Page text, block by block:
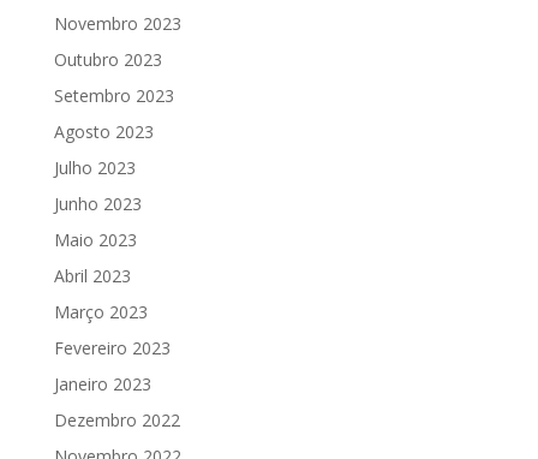
Novembro 2023
Outubro 2023
Setembro 2023
Agosto 2023
Julho 2023
Junho 2023
Maio 2023
Abril 2023
Março 2023
Fevereiro 2023
Janeiro 2023
Dezembro 2022